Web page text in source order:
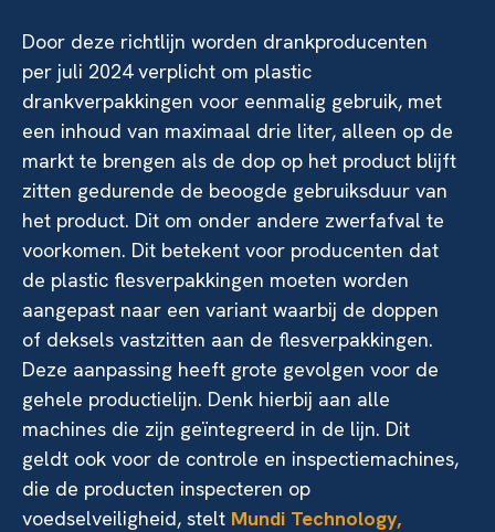
Door deze richtlijn worden drankproducenten
per juli 2024 verplicht om plastic
drankverpakkingen voor eenmalig gebruik, met
een inhoud van maximaal drie liter, alleen op de
markt te brengen als de dop op het product blijft
zitten gedurende de beoogde gebruiksduur van
het product. Dit om onder andere zwerfafval te
voorkomen. Dit betekent voor producenten dat
de plastic flesverpakkingen moeten worden
aangepast naar een variant waarbij de doppen
of deksels vastzitten aan de flesverpakkingen.
Deze aanpassing heeft grote gevolgen voor de
gehele productielijn. Denk hierbij aan alle
machines die zijn geïntegreerd in de lijn. Dit
geldt ook voor de controle en inspectiemachines,
die de producten inspecteren op
voedselveiligheid, stelt Mundi Technology,